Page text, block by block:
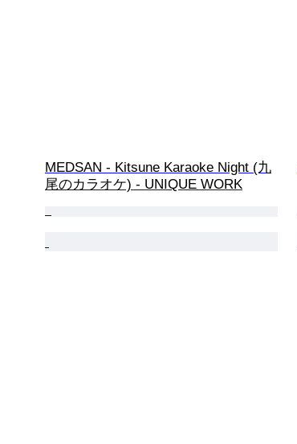
MEDSAN - Kitsune Karaoke Night (九
尾のカラオケ) - UNIQUE WORK